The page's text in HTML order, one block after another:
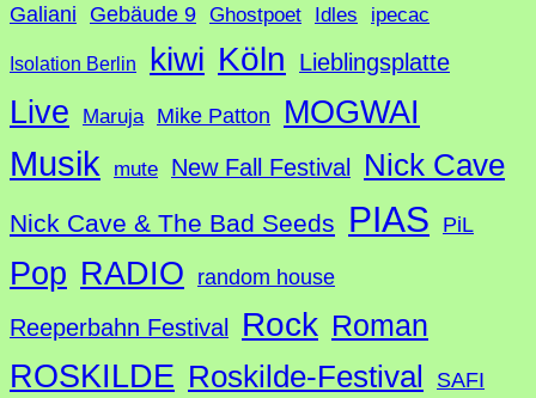
Galiani Gebäude 9 Ghostpoet Idles ipecac
Isolation Berlin kiwi Köln Lieblingsplatte
Live Maruja Mike Patton MOGWAI
Musik mute New Fall Festival Nick Cave
Nick Cave & The Bad Seeds PIAS PiL
Pop RADIO random house
Reeperbahn Festival Rock Roman
ROSKILDE Roskilde-Festival SAFI